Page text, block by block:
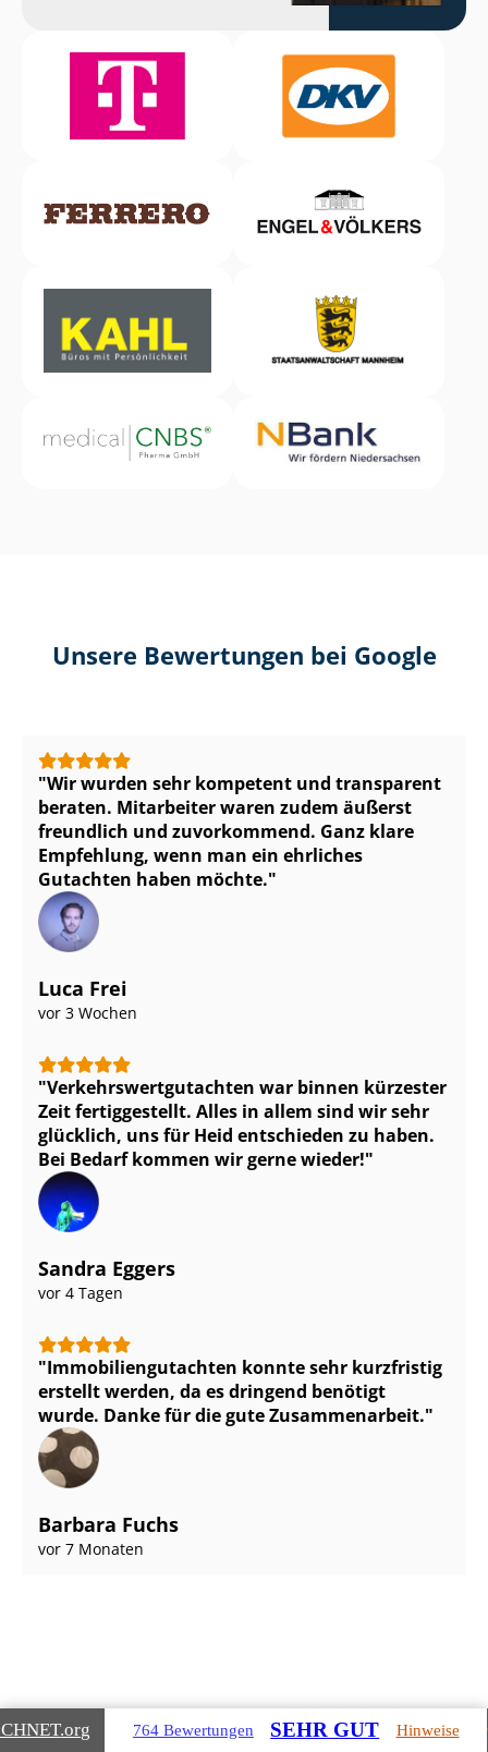
Unsere Bewertungen bei Google
Wir wurden sehr kompetent und transparent
beraten. Mitarbeiter waren zudem äußerst
freundlich und zuvorkommend. Ganz klare
Empfehlung, wenn man ein ehrliches
Gutachten haben möchte.
Luca Frei
vor 3 Wochen
Ver­kehrs­wert­gut­ach­ten war binnen kürzester
Zeit fertiggestellt. Alles in allem sind wir sehr
glücklich, uns für Heid entschieden zu haben.
Bei Bedarf kommen wir gerne wieder!
Sandra Eggers
vor 4 Tagen
Im­mo­bi­li­en­gut­ach­ten konnte sehr kurzfristig
erstellt werden, da es dringend benötigt
wurde. Danke für die gute Zusammenarbeit.
Barbara Fuchs
vor 7 Monaten
Gebäudearten, die wir für Sie
.org 764 Bewertungen SEHR GUT Hinweise